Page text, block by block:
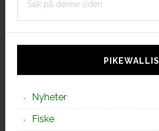
PIKEWALLIS
Nyheter
Fiske